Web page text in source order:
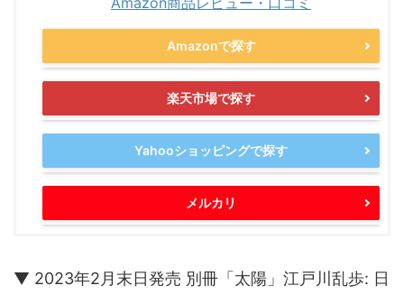
Amazonで探す
楽天市場で探す
Yahooショッピングで探す
メルカリ
▼ 2023年2月末日発売 別冊「太陽」江戸川乱歩: 日